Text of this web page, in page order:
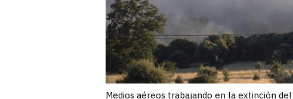
Medios aéreos trabajando en la extinción